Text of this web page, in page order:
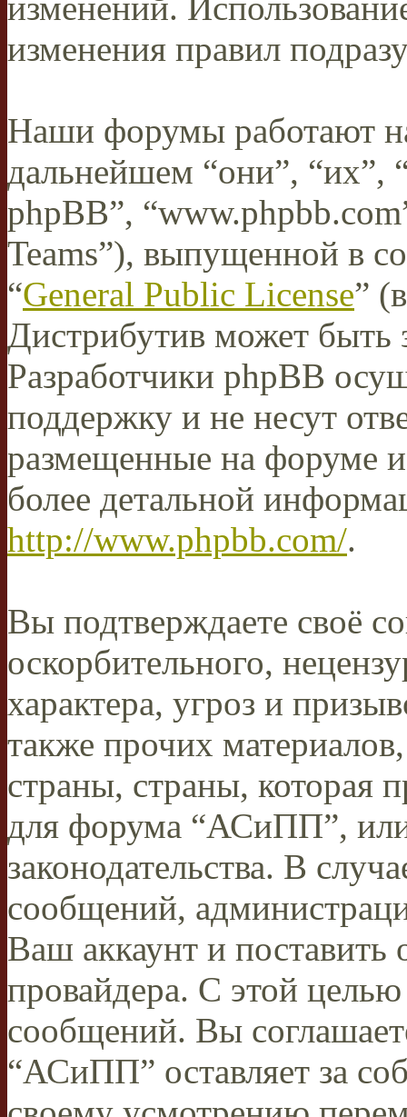
изменения правил
Наши форумы работают
дальнейшем “они”, “их”,
phpBB”,
Teams”), выпущенной в
“General Public License”
Дистрибутив может быть
Разработчики phpBB
поддержку и не несут
размещенные на форуме
более детальной
http://www.phpbb.com/.
Вы подтверждаете своё
оскорбительного,
характера, угроз и
также прочих
страны, страны, которая
для форума “АСиПП”,
законодательства. В
сообщений,
Ваш аккаунт и поставить
провайдера. С этой
сообщений. Вы
“АСиПП” оставляет за